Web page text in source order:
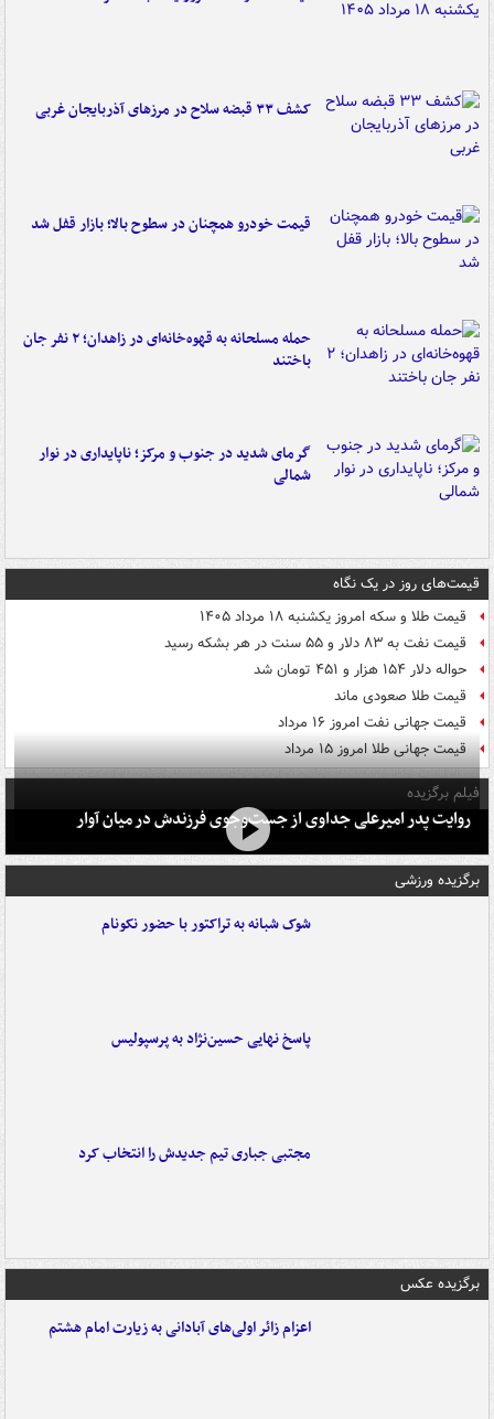
کشف ۳۳ قبضه سلاح در مرزهای آذربایجان غربی
قیمت خودرو همچنان در سطوح بالا؛ بازار قفل شد
حمله مسلحانه به قهوه‌خانه‌ای در زاهدان؛ ۲ نفر جان
باختند
گرمای شدید در جنوب و مرکز؛ ناپایداری در نوار
شمالی
قیمت‌های روز در یک نگاه
قیمت طلا و سکه امروز یکشنبه ۱۸ مرداد ۱۴۰۵
قیمت نفت به ۸۳ دلار و ۵۵ سنت در هر بشکه رسید
حواله دلار ۱۵۴ هزار و ۴۵۱ تومان شد
قیمت طلا صعودی ماند
قیمت جهانی نفت امروز ۱۶ مرداد
قیمت جهانی طلا امروز ۱۵ مرداد
فیلم برگزیده
روایت پدر امیرعلی جداوی از جست‌وجوی فرزندش در میان آوار
برگزیده ورزشی
شوک شبانه به تراکتور با حضور نکونام
پاسخ نهایی حسین‌نژاد به پرسپولیس
مجتبی جباری تیم جدیدش را انتخاب کرد
برگزیده عکس
اعزام زائر اولی‌های آبادانی به زیارت امام هشتم